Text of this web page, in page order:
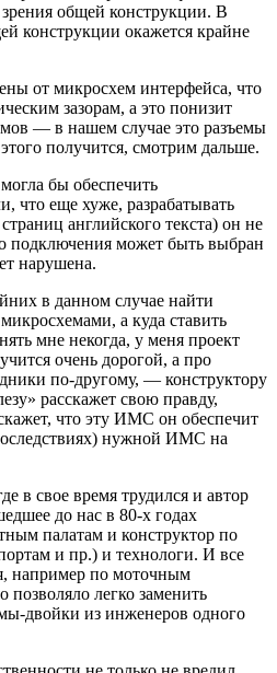
общей конструкции. В
конструкции окажется крайне
от микросхем интерфейса, что
зазорам, а это понизит
— в нашем случае это разъемы
получится, смотрим дальше.
бы обеспечить
что еще хуже, разрабатывать
английского текста) он не
подключения может быть выбран
нарушена.
в данном случае найти
а куда ставить
мне некогда, у меня проект
очень дорогой, а про
по-другому, — конструктору
расскажет свою правду,
что эту ИМС он обеспечит
нужной ИМС на
в свое время трудился и автор
до нас в 80-х годах
палатам и конструктор по
и пр.) и технологи. И все
например по моточным
легко заменить
двойки из инженеров одного